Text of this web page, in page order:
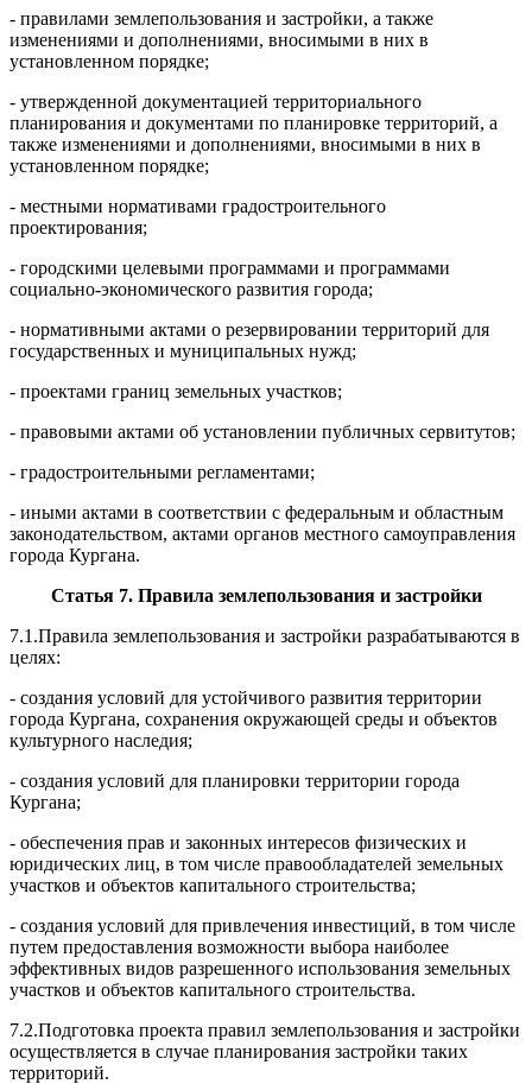
- правилами землепользования и застройки, а также
изменениями и дополнениями, вносимыми в них в
установленном порядке;
- утвержденной документацией территориального
планирования и документами по планировке территорий, а
также изменениями и дополнениями, вносимыми в них в
установленном порядке;
- местными нормативами градостроительного
проектирования;
- городскими целевыми программами и программами
социально-экономического развития города;
- нормативными актами о резервировании территорий для
государственных и муниципальных нужд;
- проектами границ земельных участков;
- правовыми актами об установлении публичных сервитутов;
- градостроительными регламентами;
- иными актами в соответствии с федеральным и областным
законодательством, актами органов местного самоуправления
города Кургана.
Статья 7.Правила землепользования и застройки
7.1.Правила землепользования и застройки разрабатываются в
целях:
- создания условий для устойчивого развития территории
города Кургана, сохранения окружающей среды и объектов
культурного наследия;
- создания условий для планировки территории города
Кургана;
- обеспечения прав и законных интересов физических и
юридических лиц, в том числе правообладателей земельных
участков и объектов капитального строительства;
- создания условий для привлечения инвестиций, в том числе
путем предоставления возможности выбора наиболее
эффективных видов разрешенного использования земельных
участков и объектов капитального строительства.
7.2.Подготовка проекта правил землепользования и застройки
осуществляется в случае планирования застройки таких
территорий.